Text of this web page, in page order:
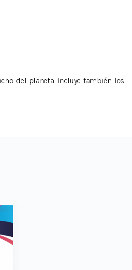
del planeta. Incluye también los